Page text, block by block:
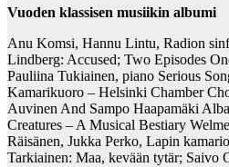
Vuoden klassisen musiikin albumi
Anu Komsi, Hannu Lintu, Radion
Lindberg: Accused; Two Episodes
Pauliina Tukiainen, piano Serious
Kamarikuoro – Helsinki Chamber
Auvinen And Sampo Haapamäki
Creatures – A Musical Bestiary
Räisänen, Jukka Perko, Lapin
Tarkiainen: Maa, kevään tytär; Saivo